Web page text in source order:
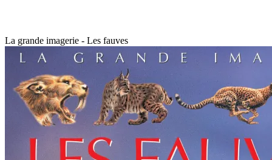
La grande imagerie - Les fauves